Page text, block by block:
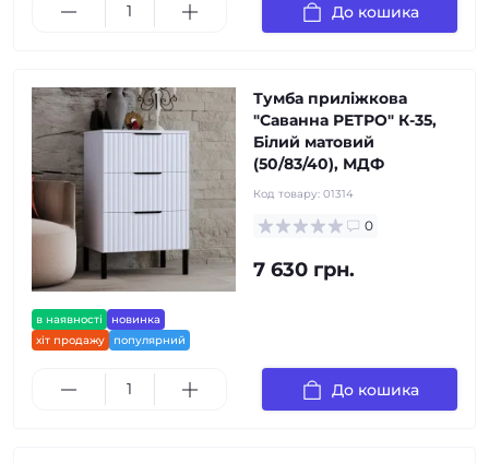
До кошика
в наявності
новинка
хіт продажу
популярний
Тумба приліжкова
"Саванна РЕТРО" К-35,
Білий матовий
(50/83/40), МДФ
Код товару: 01314
0
7 630 грн.
До кошика